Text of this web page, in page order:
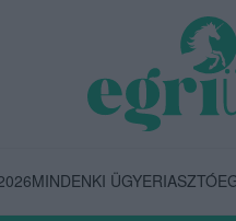
MINDENKI ÜGYERIASZTÓ